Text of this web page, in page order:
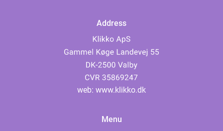
Address
web: www.klikko.dk
Menu